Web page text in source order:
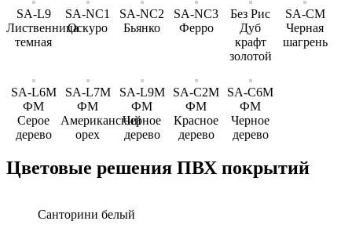
SA-L9
Лиственница
темная
SA-NC1
Оскуро
SA-NC2
Бьянко
SA-NC3
Ферро
Без Рис
Дуб
крафт
золотой
SA-CM
Черная
шагрень
SA-L6M
ФМ
Серое
дерево
SA-L7M
ФМ
Американский
орех
SA-L9M
ФМ
Черное
дерево
SA-С2M
ФМ
Красное
дерево
SA-С6M
ФМ
Черное
дерево
Цветовые решения ПВХ покрытий
Санторини белый